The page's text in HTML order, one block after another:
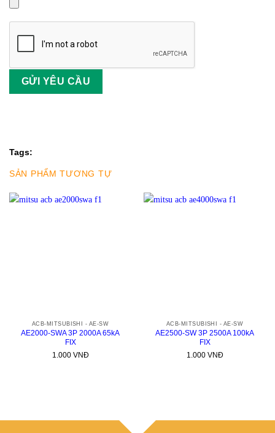
Tags:
SẢN PHẨM TƯƠNG TỰ
ACB-MITSUBISHI - AE-SW
AE2000-SWA 3P 2000A 65kA
FIX
1.000VNĐ
ACB-MITSUBISHI - AE-SW
AE2500-SW 3P 2500A 100kA
FIX
1.000VNĐ